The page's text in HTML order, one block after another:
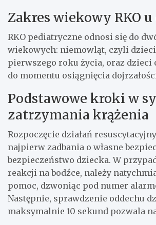
Zakres wiekowy RKO
RKO pediatryczne odnosi się do
wiekowych: niemowląt, czyli
pierwszego roku życia, oraz dzieci
do momentu osiągnięcia
Podstawowe kroki w
zatrzymania krążenia
Rozpoczęcie działań
najpierw zadbania o własne
bezpieczeństwo dziecka. W
reakcji na bodźce, należy
pomoc, dzwoniąc pod numer
Następnie, sprawdzenie oddechu
maksymalnie 10 sekund pozwala